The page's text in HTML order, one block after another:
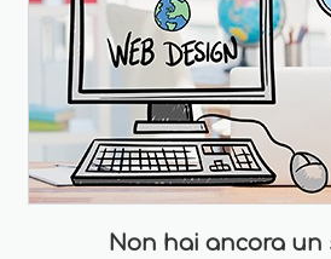
Non hai ancora un